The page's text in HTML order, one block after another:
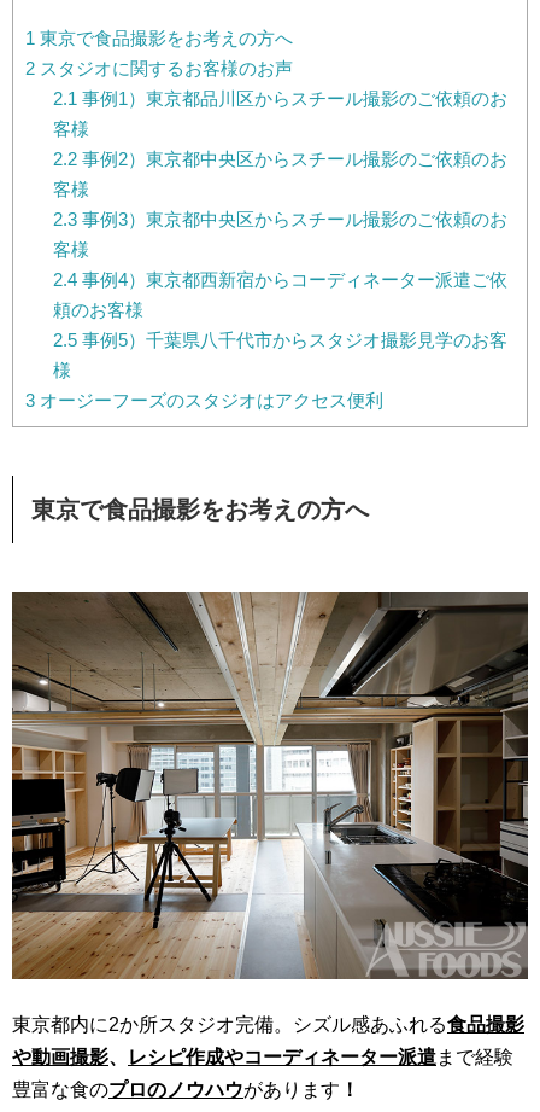
1 東京で食品撮影をお考えの方へ
2 スタジオに関するお客様のお声
2.1 事例1）東京都品川区からスチール撮影のご依頼のお
客様
2.2事例2）東京都中央区からスチール撮影のご依頼のお
客様
2.3事例3）東京都中央区からスチール撮影のご依頼のお
客様
2.4事例4）東京都西新宿からコーディネーター派遣ご依
頼のお客様
2.5事例5）千葉県八千代市からスタジオ撮影見学のお客
様
3 オージーフーズのスタジオはアクセス便利
東京で食品撮影をお考えの方へ
東京都内に2か所スタジオ完備。シズル感あふれる食品撮影
や動画撮影、 レシピ作成やコーディネーター派遣まで経験
豊富な食のプロのノウハウがあります ！